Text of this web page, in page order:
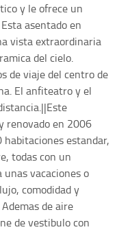
y le ofrece un
asentado en
vista extraordinaria
del cielo.
de viaje del centro de
El anfiteatro y el
renovado en 2006
estandar,
todas con un
vacaciones o
comodidad y
de aire
de vestibulo con